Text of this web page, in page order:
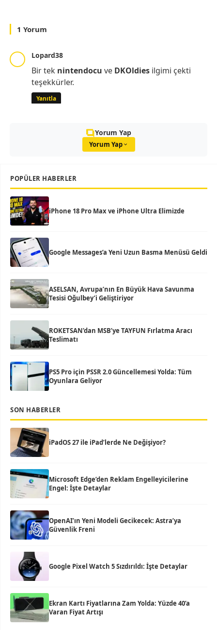
1 Yorum
Lopard38
Bir tek nintendocu ve DKOldies ilgimi çekti
teşekkürler.
Yanıtla
Yorum Yap
Yorum Yap
POPÜLER HABERLER
iPhone 18 Pro Max ve iPhone Ultra Elimizde
Google Messages’a Yeni Uzun Basma Menüsü Geldi
ASELSAN, Avrupa’nın En Büyük Hava Savunma
Tesisi Oğulbey’i Geliştiriyor
ROKETSAN’dan MSB’ye TAYFUN Fırlatma Aracı
Teslimatı
PS5 Pro için PSSR 2.0 Güncellemesi Yolda: Tüm
Oyunlara Geliyor
SON HABERLER
iPadOS 27 ile iPad’lerde Ne Değişiyor?
Microsoft Edge’den Reklam Engelleyicilerine
Engel: İşte Detaylar
OpenAI’ın Yeni Modeli Gecikecek: Astra’ya
Güvenlik Freni
Google Pixel Watch 5 Sızdırıldı: İşte Detaylar
Ekran Kartı Fiyatlarına Zam Yolda: Yüzde 40’a
Varan Fiyat Artışı